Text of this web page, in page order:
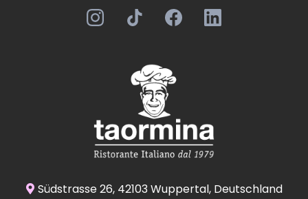
Südstrasse 26, 42103 Wuppertal, Deutschland